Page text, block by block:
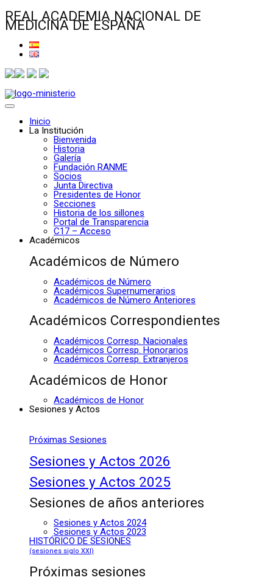
REAL ACADEMIA NACIONAL DE
MEDICINA DE ESPAÑA
Inicio
La Institución
Bienvenida
Historia
Galería
Fundación RANME
Socios
Junta Directiva
Presidentes de Honor
Secciones
Historia de los sillones
Portal de Transparencia
C17 – Acceso
Académicos
Académicos de Número
Académicos de Número
Académicos Supernumerarios
Académicos de Número Anteriores
Académicos Correspondientes
Académicos Corresp. Nacionales
Académicos Corresp. Honorarios
Académicos Corresp. Extranjeros
Académicos de Honor
Académicos de Honor
Sesiones y Actos
Próximas Sesiones
Sesiones y Actos 2026
Sesiones y Actos 2025
Sesiones de años anteriores
Sesiones y Actos 2024
Sesiones y Actos 2023
HISTÓRICO DE SESIONES
(sesiones siglo XXI)
Próximas sesiones